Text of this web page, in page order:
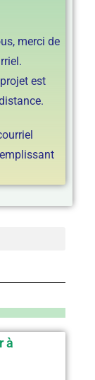
merci de
est
à